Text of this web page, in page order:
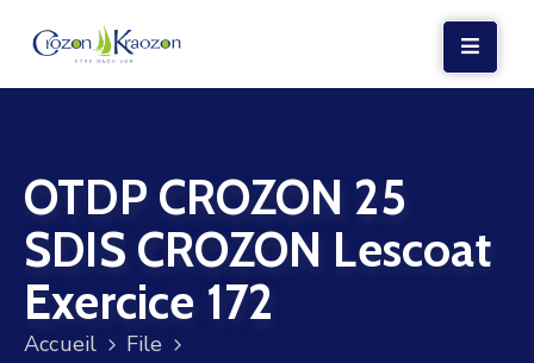
VIE
LOCALE
VIE
SOCIALE
TERRE
OTDP CROZON 25
SDIS CROZON Lescoat
Exercice 172
Accueil
File